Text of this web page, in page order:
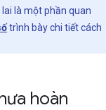
là một phần quan
trình bày chi tiết cách
hoàn